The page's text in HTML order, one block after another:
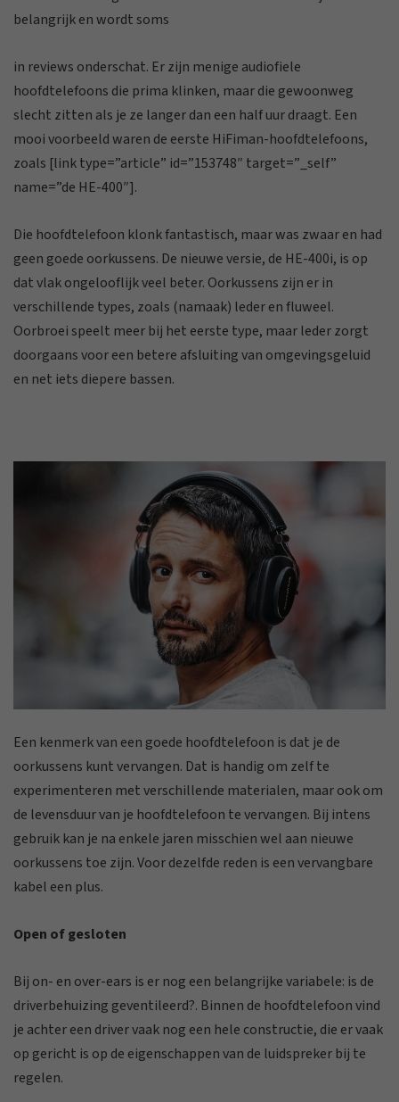
belangrijk en wordt soms
in reviews onderschat. Er zijn menige audiofiele
hoofdtelefoons die prima klinken, maar die gewoonweg
slecht zitten als je ze langer dan een half uur draagt. Een
mooi voorbeeld waren de eerste HiFiman-hoofdtelefoons,
zoals [link type=”article” id=”153748″ target=”_self”
name=”de HE-400″].
Die hoofdtelefoon klonk fantastisch, maar was zwaar en had
geen goede oorkussens. De nieuwe versie, de HE-400i, is op
dat vlak ongelooflijk veel beter. Oorkussens zijn er in
verschillende types, zoals (namaak) leder en fluweel.
Oorbroei speelt meer bij het eerste type, maar leder zorgt
doorgaans voor een betere afsluiting van omgevingsgeluid
en net iets diepere bassen.
Een kenmerk van een goede hoofdtelefoon is dat je de
oorkussens kunt vervangen. Dat is handig om zelf te
experimenteren met verschillende materialen, maar ook om
de levensduur van je hoofdtelefoon te vervangen. Bij intens
gebruik kan je na enkele jaren misschien wel aan nieuwe
oorkussens toe zijn. Voor dezelfde reden is een vervangbare
kabel een plus.
Open of gesloten
Bij on- en over-ears is er nog een belangrijke variabele: is de
driverbehuizing geventileerd?. Binnen de hoofdtelefoon vind
je achter een driver vaak nog een hele constructie, die er vaak
op gericht is op de eigenschappen van de luidspreker bij te
regelen.